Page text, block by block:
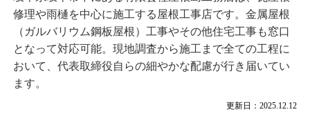
更新日：2025.12.12
修理や雨樋を中心に施工する屋根工事店です。金属屋根
（ガルバリウム鋼板屋根）工事やその他住宅工事も窓口
となって対応可能。現地調査から施工まで全ての工程に
おいて、代表取締役自らの細やかな配慮が行き届いてい
ます。